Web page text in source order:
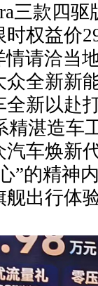
三款四驱
时权益价
情请洽当
全新新
新以赴
精湛造车
车焕新
”的精神
舰出行体